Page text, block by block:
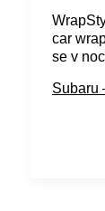
car
se v
Subaru